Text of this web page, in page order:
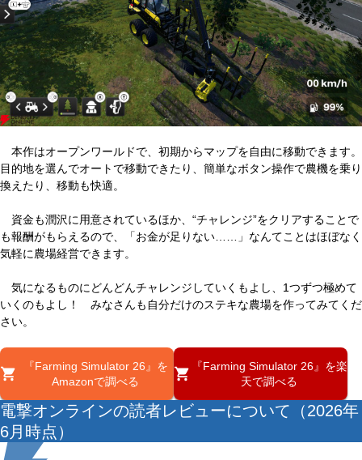
本作はオープンワールドで、初期からマップを自由に移動できます。
目的地を選んでオートで移動できたり、簡単なボタン操作で農機を乗り
換えたり、移動も快適。
資金も潤沢に用意されているほか、“チャレンジ”をクリアすることで
も報酬がもらえるので、「お金が足りない……」なんてことはほぼなく
気軽に農場経営できます。
気になるものにどんどんチャレンジしていくもよし、1つずつ極めて
いくのもよし！ みなさんも自分だけのステキな農場を作ってみてくだ
さい。
『Farming Simulator 26』を
Amazonで調べる
『Farming Simulator 26』を楽
天で調べる
電撃オンラインの読者レビューについて（2026年
6月時点）